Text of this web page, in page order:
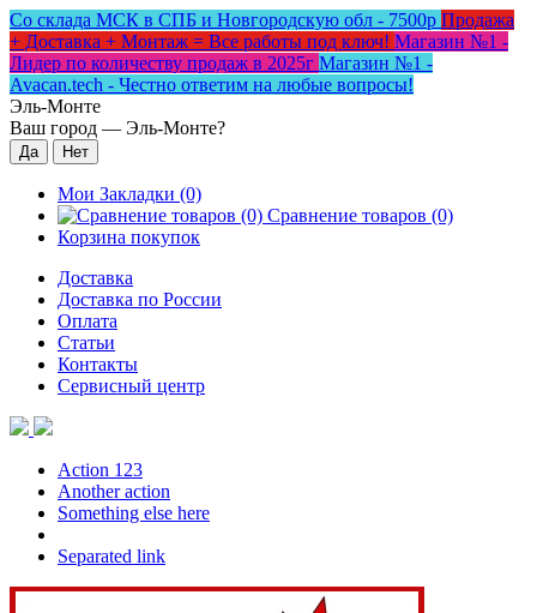
Со склада МСК в СПБ и Новгородскую обл - 7500р Продажа
+ Доставка + Монтаж = Все работы под ключ! Магазин №1 -
Лидер по количеству продаж в 2025г Магазин №1 -
Avacan.tech - Честно ответим на любые вопросы!
Эль-Монте
Ваш город — Эль-Монте?
Мои Закладки (0)
Сравнение товаров (0)
Корзина покупок
Доставка
Доставка по России
Оплата
Статьи
Контакты
Сервисный центр
Action 123
Another action
Something else here
Separated link